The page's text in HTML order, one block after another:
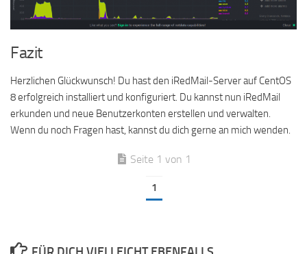
Fazit
Herzlichen Glückwunsch! Du hast den iRedMail-Server auf CentOS
8 erfolgreich installiert und konfiguriert. Du kannst nun iRedMail
erkunden und neue Benutzerkonten erstellen und verwalten.
Wenn du noch Fragen hast, kannst du dich gerne an mich wenden.
Seite 1 von 1
1